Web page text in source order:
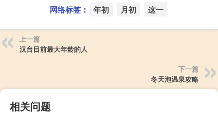
网络标签： 年初 月初 这一
上一篇
汉台目前最大年龄的人
下一篇
冬天泡温泉攻略
相关问题